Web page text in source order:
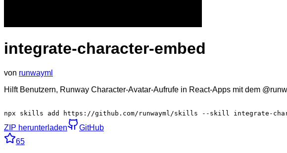
integrate-character-embed
von runwayml
Hilft Benutzern, Runway Character-Avatar-Aufrufe in React-Apps mit dem
npx skills add https://github.com/runwayml/skills --skill integrate-
ZIP herunterladen
GitHub
65